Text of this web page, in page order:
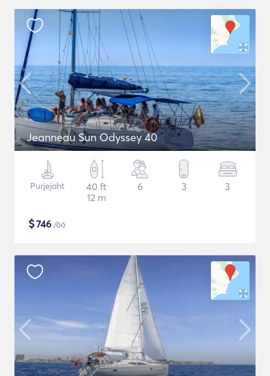
Jeanneau Sun Odyssey 40
Purjejaht
40 ft
12 m
6 3 3
$746 /öö